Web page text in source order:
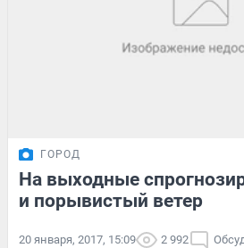
ГОРОД
На выходные
и порывистый ветер
20 января, 2017, 15:09 2 992